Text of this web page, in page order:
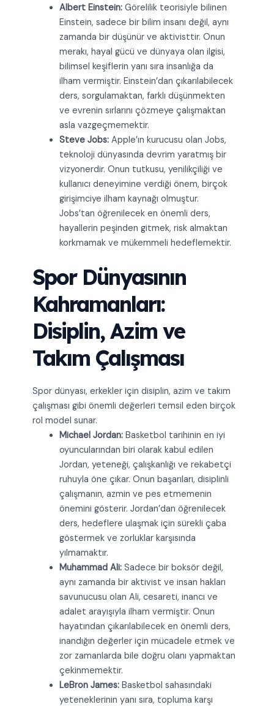
Albert Einstein:Görelilik teorisiyle bilinen
Einstein, sadece bir bilim insanı değil, aynı
zamanda bir düşünür ve aktivisttir. Onun
merakı, hayal gücü ve dünyaya olan ilgisi,
bilimsel keşiflerin yanı sıra insanlığa da
ilham vermiştir. Einstein’dan çıkarılabilecek
ders, sorgulamaktan, farklı düşünmekten
ve evrenin sırlarını çözmeye çalışmaktan
asla vazgeçmemektir.
Steve Jobs:Apple’ın kurucusu olan Jobs,
teknoloji dünyasında devrim yaratmış bir
vizyonerdir. Onun tutkusu, yenilikçiliği ve
kullanıcı deneyimine verdiği önem, birçok
girişimciye ilham kaynağı olmuştur.
Jobs’tan öğrenilecek en önemli ders,
hayallerin peşinden gitmek, risk almaktan
korkmamak ve mükemmeli hedeflemektir.
Spor Dünyasının
Kahramanları:
Disiplin, Azim ve
Takım Çalışması
Spor dünyası, erkekler için disiplin, azim ve takım
çalışması gibi önemli değerleri temsil eden birçok
rol model sunar.
Michael Jordan:Basketbol tarihinin en iyi
oyuncularından biri olarak kabul edilen
Jordan, yeteneği, çalışkanlığı ve rekabetçi
ruhuyla öne çıkar. Onun başarıları, disiplinli
çalışmanın, azmin ve pes etmemenin
önemini gösterir. Jordan’dan öğrenilecek
ders, hedeflere ulaşmak için sürekli çaba
göstermek ve zorluklar karşısında
yılmamaktır.
Muhammad Ali:Sadece bir boksör değil,
aynı zamanda bir aktivist ve insan hakları
savunucusu olan Ali, cesareti, inancı ve
adalet arayışıyla ilham vermiştir. Onun
hayatından çıkarılabilecek en önemli ders,
inandığın değerler için mücadele etmek ve
zor zamanlarda bile doğru olanı yapmaktan
çekinmemektir.
LeBron James:Basketbol sahasındaki
yeteneklerinin yanı sıra, topluma karşı